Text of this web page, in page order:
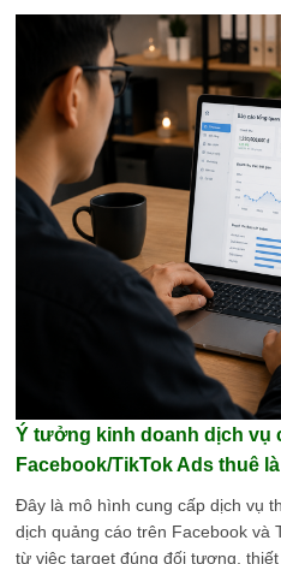
Ý tưởng kinh doanh dịch vụ
Facebook/TikTok Ads thuê
Đây là mô hình cung cấp dịch vụ
dịch quảng cáo trên Facebook và
từ việc target đúng đối tượng,